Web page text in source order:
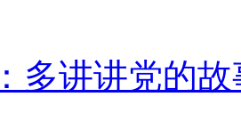
多讲讲党的